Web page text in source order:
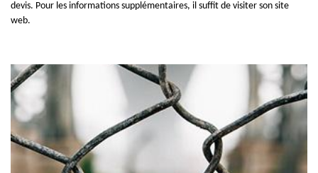
devis. Pour les informations supplémentaires, il suffit de visiter son site
web.